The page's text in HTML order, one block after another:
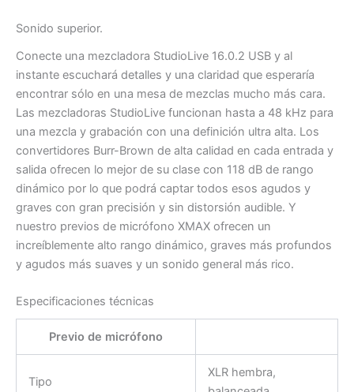
Sonido superior.
Conecte una mezcladora StudioLive 16.0.2 USB y al
instante escuchará detalles y una claridad que esperaría
encontrar sólo en una mesa de mezclas mucho más cara.
Las mezcladoras StudioLive funcionan hasta a 48 kHz para
una mezcla y grabación con una definición ultra alta. Los
convertidores Burr-Brown de alta calidad en cada entrada y
salida ofrecen lo mejor de su clase con 118 dB de rango
dinámico por lo que podrá captar todos esos agudos y
graves con gran precisión y sin distorsión audible. Y
nuestro previos de micrófono XMAX ofrecen un
increíblemente alto rango dinámico, graves más profundos
y agudos más suaves y un sonido general más rico.
Especificaciones técnicas
Previo de micrófono
Tipo
XLR hembra,